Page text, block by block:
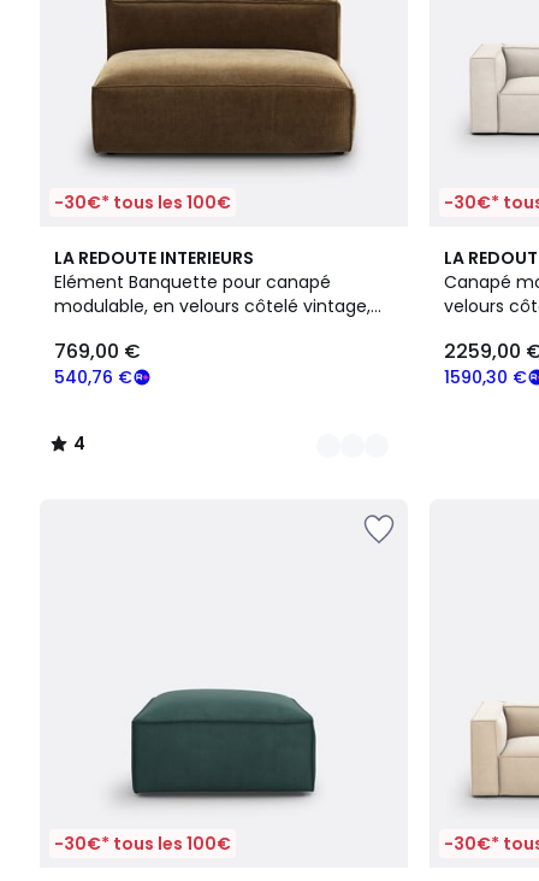
-30€* tous les 100€
LA REDOUTE INTERIEURS
Elément Banquette pour canapé
modulable, en velours côtelé vintage,
540,76 €
769,00 €
4
/
5
4
Couleurs
4
/
-30€*
LA
Canapé
velours
1590,30 €
2259,00
5
Couleurs
-30€* tous les 100€ -30€*